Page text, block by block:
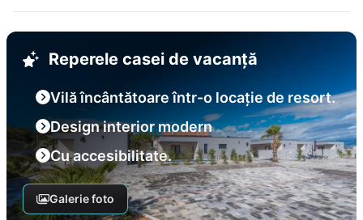
Reperele casei de vacanță
Vilă încântătoare într-o locație de resort.
Design interior modern
Cu accesibilitate.
Galerie foto